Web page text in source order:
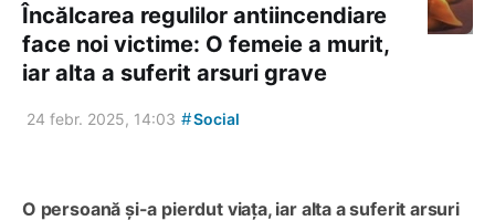
Încălcarea regulilor antiincendiare
face noi victime: O femeie a murit,
iar alta a suferit arsuri grave
24 febr. 2025, 14:03 #Social
O persoană și-a pierdut viața, iar alta a suferit arsuri